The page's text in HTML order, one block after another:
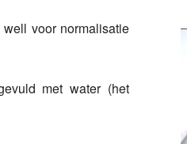
voor normalisatie
met water (het